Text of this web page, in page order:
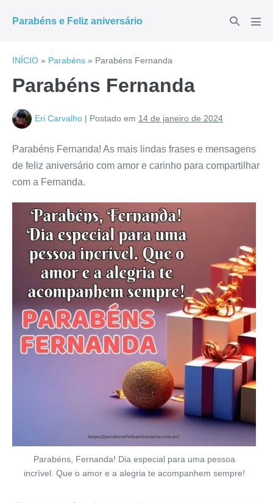
para
conteúdo
Parabéns e Feliz aniversário
Alternar
INÍCIO » Parabéns » Parabéns Fernanda
Parabéns Fernanda
Eri Carvalho | Postado em 14 de janeiro de 2024
Parabéns Fernanda! As mais lindas frases e mensagens
de feliz aniversário com amor e carinho para compartilhar
com a Fernanda.
Parabéns, Fernanda! Dia especial para uma pessoa
incrível. Que o amor e a alegria te acompanhem sempre!